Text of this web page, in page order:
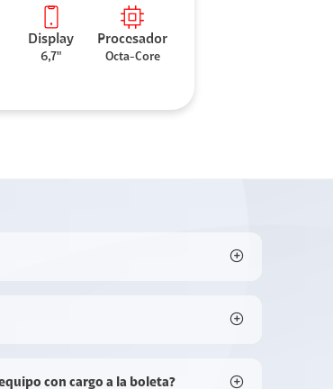
Display
6,7"
Procesador
Octa-Core
con cargo a la boleta?